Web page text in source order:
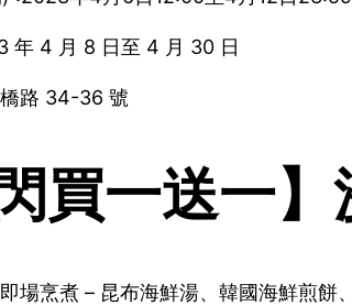
年 4 月 8 日至 4 月 30 日
路 34-36 號
閃買一送一
場烹煮 – 昆布海鮮湯、韓國海鮮煎